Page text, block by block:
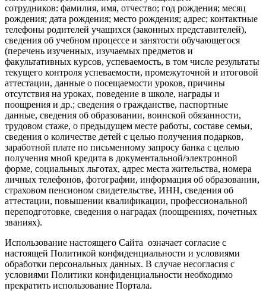
сотрудников: фамилия, имя, отчество; год рождения; месяц
рождения; дата рождения; место рождения; адрес; контактные
телефоны родителей учащихся (законных представителей),
сведения об учебном процессе и занятости обучающегося
(перечень изученных, изучаемых предметов и
факультативных курсов, успеваемость, в том числе результаты
текущего контроля успеваемости, промежуточной и итоговой
аттестации, данные о посещаемости уроков, причины
отсутствия на уроках, поведение в школе, награды и
поощрения и др.; сведения о гражданстве, паспортные
данные, сведения об образовании, воинской обязанности,
трудовом стаже, о предыдущем месте работы, составе семьи,
сведения о количестве детей с целью получения подарков,
заработной плате по письменному запросу банка с целью
получения мной кредита в документальной/электронной
форме, социальных льготах, адрес места жительства, номера
личных телефонов, фотографии, информация об образовании,
страховом пенсионом свидетельстве, ИНН, сведения об
аттестации, повышении квалификации, профессиональной
переподготовке, сведения о наградах (поощрениях, почетных
званиях).
Использование настоящего Сайта означает согласие с
настоящей Политикой конфиденциальности и условиями
обработки персональных данных. В случае несогласия с
условиями Политики конфиденциальности необходимо
прекратить использование Портала.